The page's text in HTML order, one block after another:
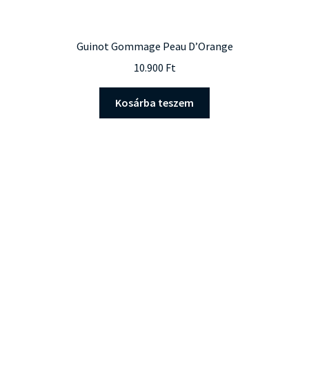
Guinot Gommage Peau D’Orange
10.900 Ft
Kosárba teszem